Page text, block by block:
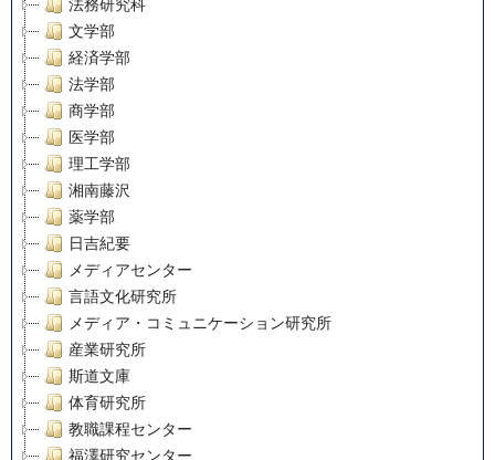
法務研究科
文学部
経済学部
法学部
商学部
医学部
理工学部
湘南藤沢
薬学部
日吉紀要
メディアセンター
言語文化研究所
メディア・コミュニケーション研究所
産業研究所
斯道文庫
体育研究所
教職課程センター
福澤研究センター